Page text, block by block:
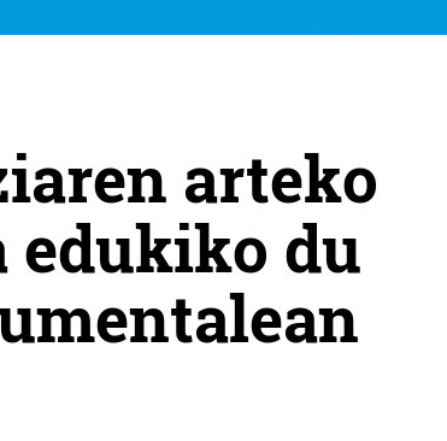
arteko
edukiko du